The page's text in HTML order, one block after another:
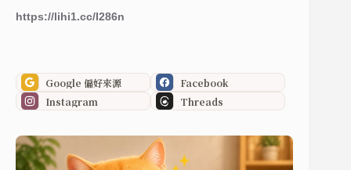
https://lihi1.cc/I286n
Google 偏好來源
Facebook
Instagram
Threads